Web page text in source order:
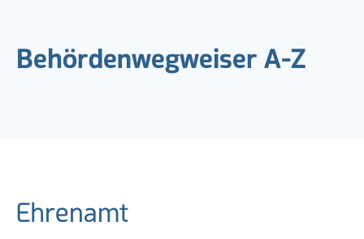
Behördenwegweiser A-Z
Ehrenamt